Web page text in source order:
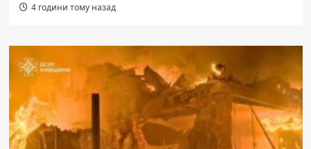
4 години тому назад